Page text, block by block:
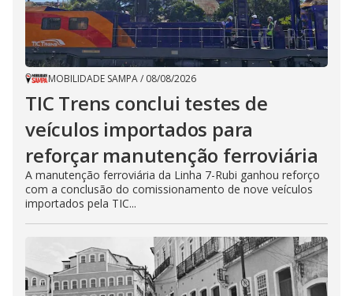
MOBILIDADE SAMPA/ 08/08/2026
TIC Trens conclui testes de
veículos importados para
reforçar manutenção ferroviária
A manutenção ferroviária da Linha 7-Rubi ganhou reforço
com a conclusão do comissionamento de nove veículos
importados pela TIC...